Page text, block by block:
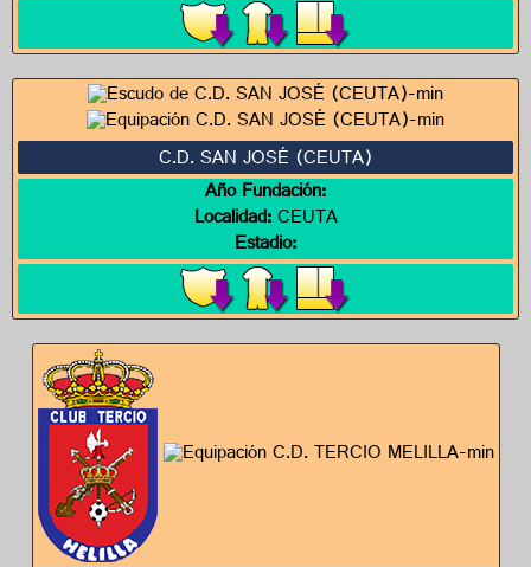
C.D. SAN JOSÉ (CEUTA)
Año Fundación:
Localidad:CEUTA
Estadio: